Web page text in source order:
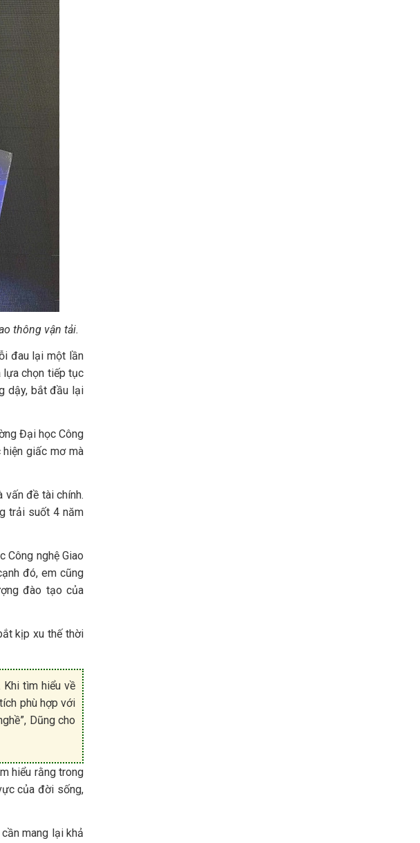
thông vận tải.
đau lại một lần
lựa chọn tiếp tục
dậy, bắt đầu lại
Đại học Công
giấc mơ mà
vấn đề tài chính.
trải suốt 4 năm
nghệ Giao
đó, em cũng
đào tạo của
kịp xu thế thời
Khi tìm hiểu về
phù hợp với
Dũng cho
hiểu rằng trong
của đời sống,
mang lại khả